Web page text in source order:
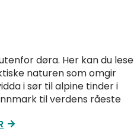
døra. Her kan du lese
naturen som omgir
i sør til alpine tinder i
til verdens råeste